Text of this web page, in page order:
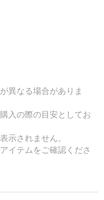
異なる場合がありま
入の際の目安としてお
示されません。
イテムをご確認くださ